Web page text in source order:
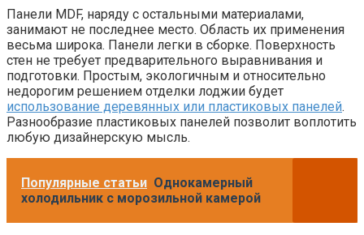
Панели MDF, наряду с остальными материалами,
занимают не последнее место. Область их применения
весьма широка. Панели легки в сборке. Поверхность
стен не требует предварительного выравнивания и
подготовки. Простым, экологичным и относительно
недорогим решением отделки лоджии будет
использование деревянных или пластиковых панелей.
Разнообразие пластиковых панелей позволит воплотить
любую дизайнерскую мысль.
Популярные статьи Однокамерный
холодильник с морозильной камерой